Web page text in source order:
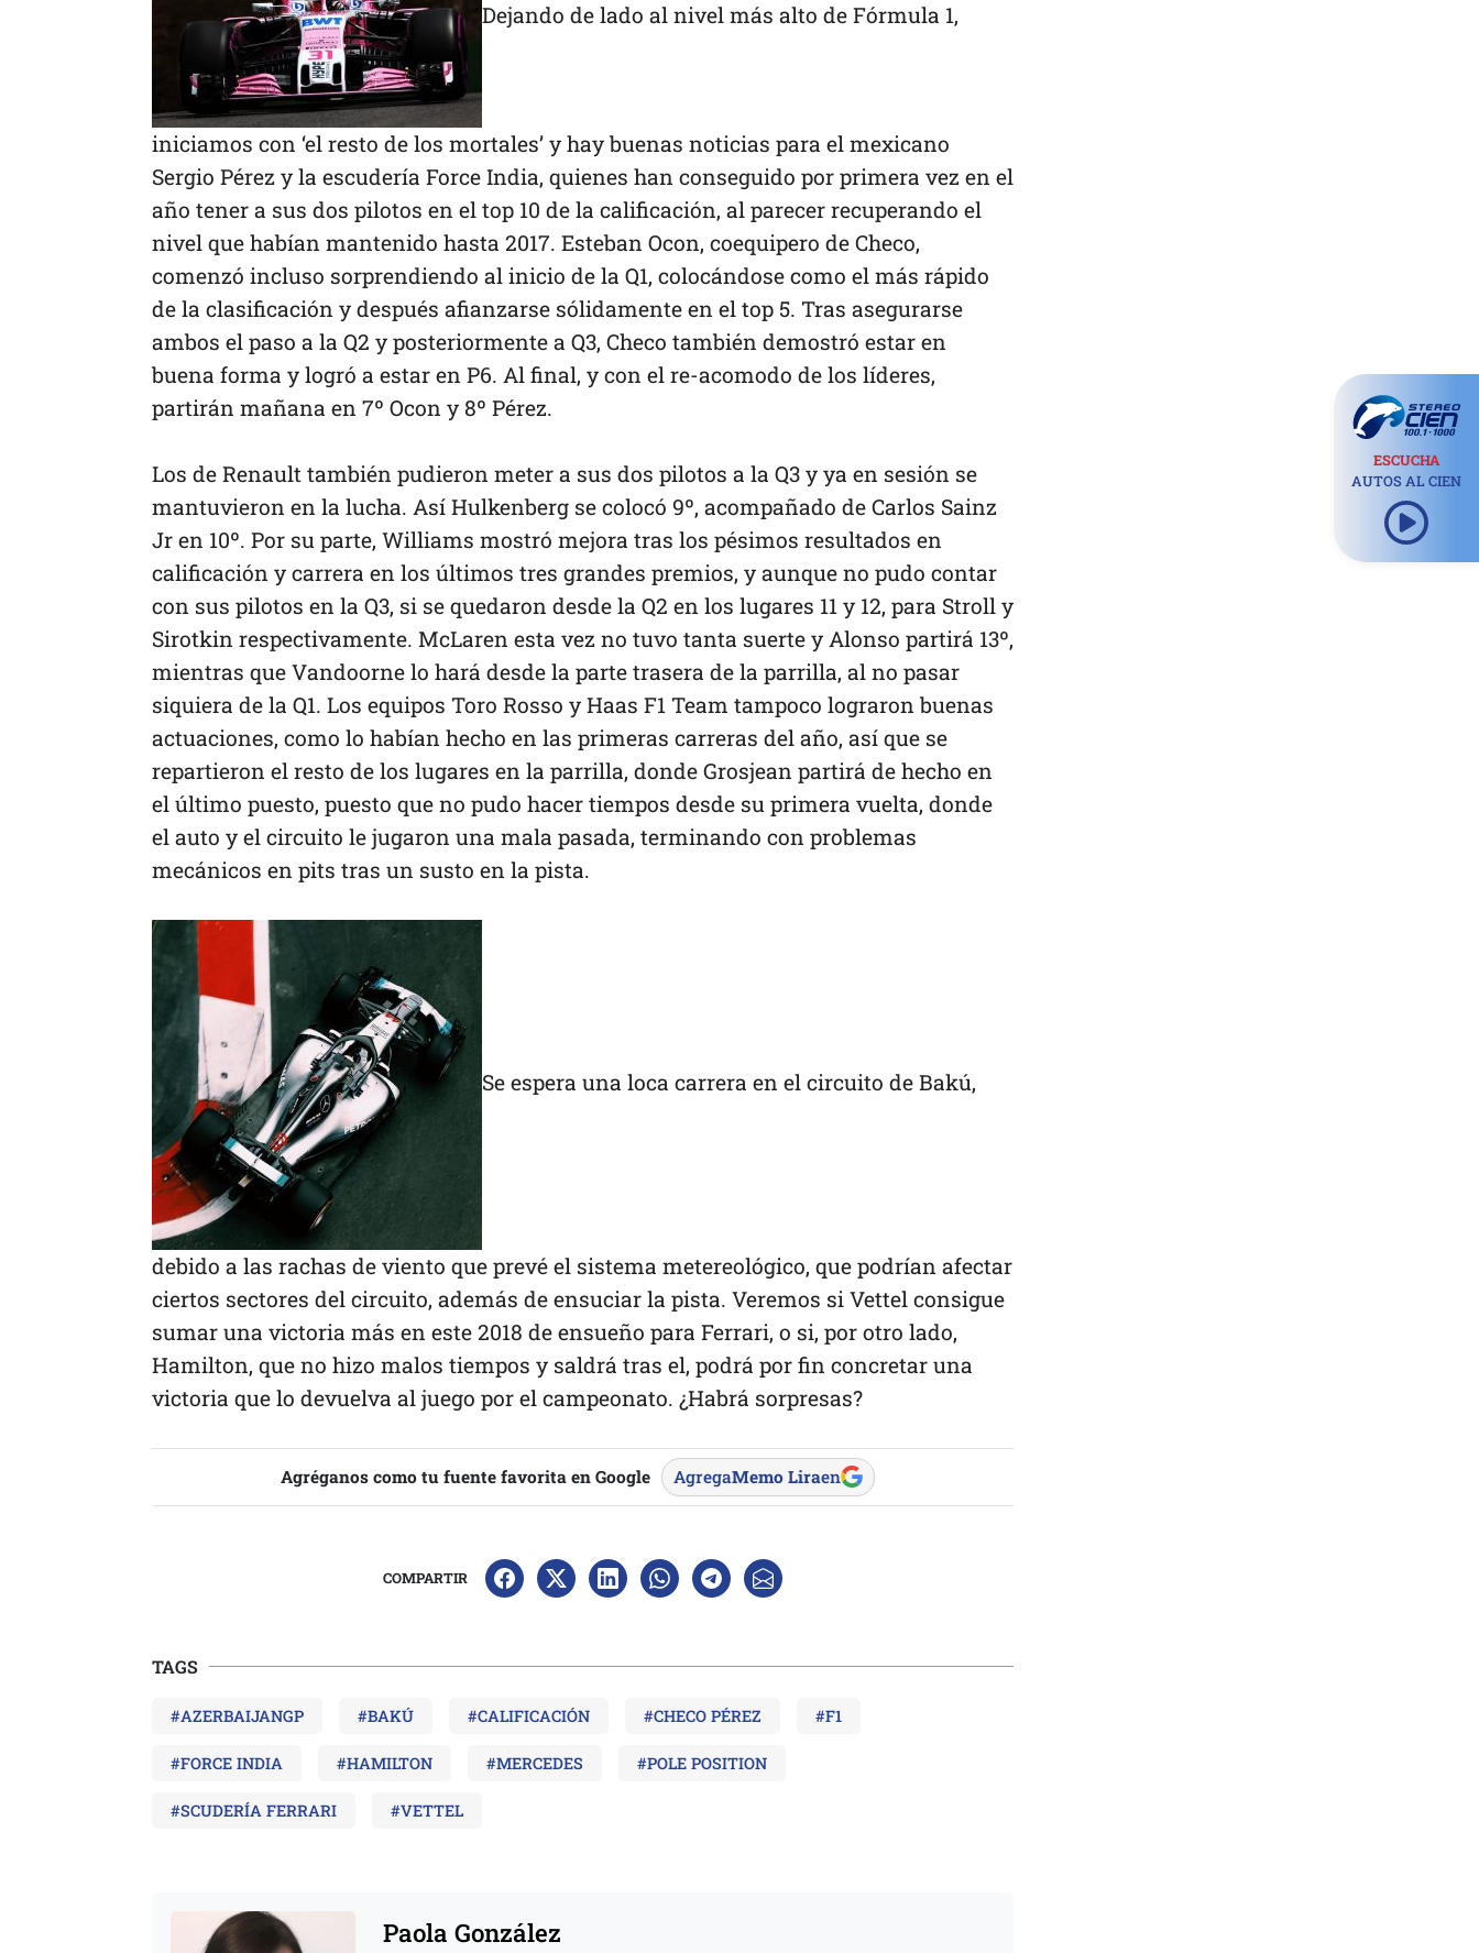
Dejando de lado al nivel más alto de Fórmula 1,
iniciamos con ‘el resto de los mortales’ y hay buenas noticias para el mexicano
Sergio Pérez y la escudería Force India, quienes han conseguido por primera vez en el
año tener a sus dos pilotos en el top 10 de la calificación, al parecer recuperando el
nivel que habían mantenido hasta 2017. Esteban Ocon, coequipero de Checo,
comenzó incluso sorprendiendo al inicio de la Q1, colocándose como el más rápido
de la clasificación y después afianzarse sólidamente en el top 5. Tras asegurarse
ambos el paso a la Q2 y posteriormente a Q3, Checo también demostró estar en
buena forma y logró a estar en P6. Al final, y con el re-acomodo de los líderes,
partirán mañana en 7º Ocon y 8º Pérez.
Los de Renault también pudieron meter a sus dos pilotos a la Q3 y ya en sesión se
mantuvieron en la lucha. Así Hulkenberg se colocó 9º, acompañado de Carlos Sainz
Jr en 10º. Por su parte, Williams mostró mejora tras los pésimos resultados en
calificación y carrera en los últimos tres grandes premios, y aunque no pudo contar
con sus pilotos en la Q3, si se quedaron desde la Q2 en los lugares 11 y 12, para Stroll y
Sirotkin respectivamente. McLaren esta vez no tuvo tanta suerte y Alonso partirá 13º,
mientras que Vandoorne lo hará desde la parte trasera de la parrilla, al no pasar
siquiera de la Q1. Los equipos Toro Rosso y Haas F1 Team tampoco lograron buenas
actuaciones, como lo habían hecho en las primeras carreras del año, así que se
repartieron el resto de los lugares en la parrilla, donde Grosjean partirá de hecho en
el último puesto, puesto que no pudo hacer tiempos desde su primera vuelta, donde
el auto y el circuito le jugaron una mala pasada, terminando con problemas
mecánicos en pits tras un susto en la pista.
Se espera una loca carrera en el circuito de Bakú,
debido a las rachas de viento que prevé el sistema metereológico, que podrían afectar
ciertos sectores del circuito, además de ensuciar la pista. Veremos si Vettel consigue
sumar una victoria más en este 2018 de ensueño para Ferrari, o si, por otro lado,
Hamilton, que no hizo malos tiempos y saldrá tras el, podrá por fin concretar una
victoria que lo devuelva al juego por el campeonato. ¿Habrá sorpresas?
Agréganos como tu fuente favorita en Google AgregaMemo Liraen
COMPARTIR
TAGS
#AZERBAIJANGP #BAKÚ #CALIFICACIÓN #CHECO PÉREZ #F1
#FORCE INDIA #HAMILTON #MERCEDES #POLE POSITION
#SCUDERÍA FERRARI #VETTEL
Paola González
ESCUCHA
AUTOS AL CIEN